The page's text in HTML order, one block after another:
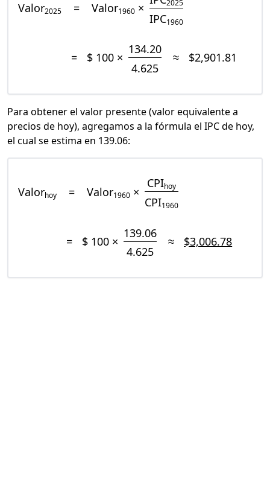
Valor2025 = Valor1960 × 2025
IPC1960
= $ 100 ×
134.20
4.625
≈ $2,901.81
Para obtener el valor presente (valor equivalente a
precios de hoy), agregamos a la fórmula el IPC de hoy,
el cual se estima en 139.06:
Valorhoy = Valor1960 ×
CPIhoy
CPI1960
= $ 100 ×
139.06
4.625
≈ $3,006.78